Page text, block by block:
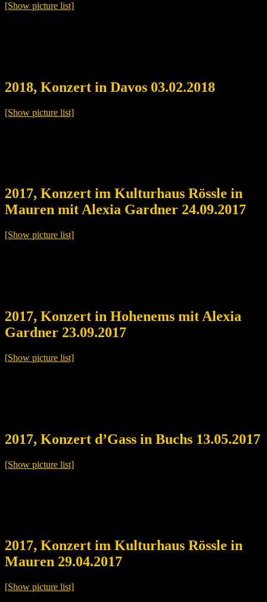
[Show picture list]
2018, Konzert in Davos 03.02.2018
[Show picture list]
2017, Konzert im Kulturhaus Rössle in
Mauren mit Alexia Gardner 24.09.2017
[Show picture list]
2017, Konzert in Hohenems mit Alexia
Gardner 23.09.2017
[Show picture list]
2017, Konzert d’Gass in Buchs 13.05.2017
[Show picture list]
2017, Konzert im Kulturhaus Rössle in
Mauren 29.04.2017
[Show picture list]